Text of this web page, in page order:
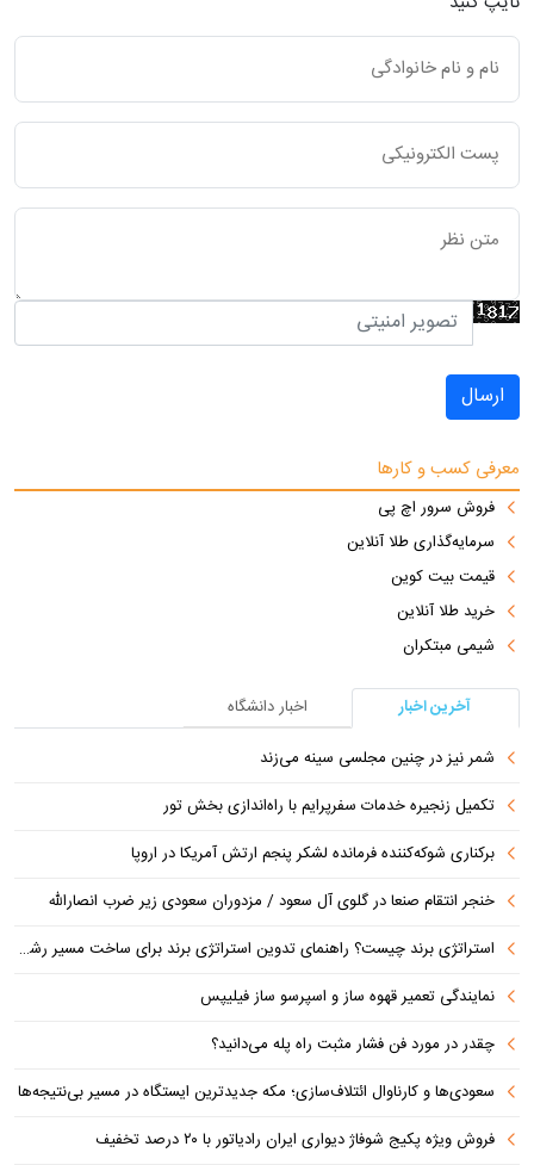
ارسال
معرفی کسب و کارها
فروش سرور اچ پی
سرمایه‌گذاری طلا آنلاین
قیمت بیت کوین
خرید طلا آنلاین
شیمی مبتکران
آخرین اخبار
اخبار دانشگاه
شمر نیز در چنین مجلسی سینه می‌زند
تکمیل زنجیره خدمات سفرپرایم با راه‌اندازی بخش تور
برکناری شوکه‌کننده فرمانده لشکر پنجم ارتش آمریکا در اروپا
خنجر انتقام صنعا در گلوی آل سعود / مزدوران سعودی زیر ضرب انصارالله
استراتژی برند چیست؟ راهنمای تدوین استراتژی برند برای ساخت مسیر رشد متمایز
نمایندگی تعمیر قهوه ساز و اسپرسو ساز فیلیپس
چقدر در مورد فن فشار مثبت راه پله می‌دانید؟
سعودی‌ها و کارناوال ائتلاف‌سازی؛ مکه جدیدترین ایستگاه در مسیر بی‌نتیجه‌ها
فروش ویژه پکیج شوفاژ دیواری ایران رادیاتور با ۲۰ درصد تخفیف